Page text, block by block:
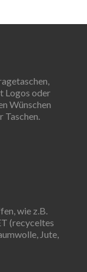
Logos oder
Wünschen
Taschen.
wie z.B.
(recyceltes
Jute,